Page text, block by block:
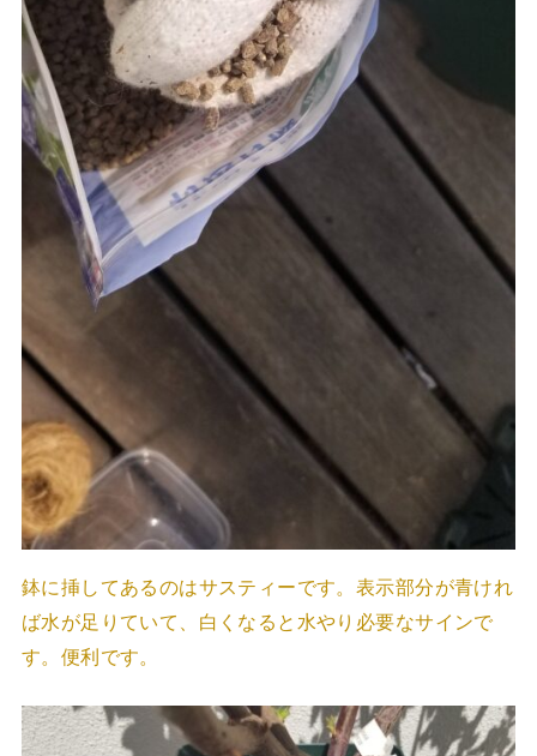
鉢に挿してあるのはサスティーです。表示部分が青けれ
ば水が足りていて、白くなると水やり必要なサインで
す。便利です。